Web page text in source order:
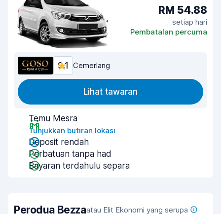
RM 54.88
setiap hari
Pembatalan percuma
9.1 Cemerlang
Lihat tawaran
Temu Mesra
Tunjukkan butiran lokasi
Deposit rendah
Perbatuan tanpa had
Bayaran terdahulu separa
Perodua Bezzaatau Elit Ekonomi yang serupa